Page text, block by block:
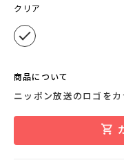
クリア
商品について
ニッポン放送のロゴを